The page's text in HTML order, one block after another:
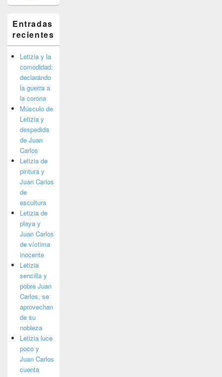
Entradas
recientes
Letizia y la
comodidad:
declarándo
la guerra a
la corona
Músculo de
Letizia y
despedida
de Juan
Carlos
Letizia de
pintura y
Juan Carlos
de
escultura
Letizia de
playa y
Juan Carlos
de víctima
inocente
Letizia
sencilla y
pobre Juan
Carlos, se
aprovechan
de su
nobleza
Letizia luce
poco y
Juan Carlos
cuenta